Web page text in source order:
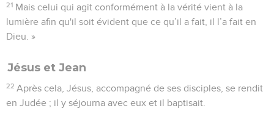
21 Mais celui qui agit conformément à la vérité vient à la
lumière afin qu'il soit évident que ce qu’il a fait, il l’a fait en
Dieu. »
Jésus et Jean
22 Après cela, Jésus, accompagné de ses disciples, se rendit
en Judée ; il y séjourna avec eux et il baptisait.